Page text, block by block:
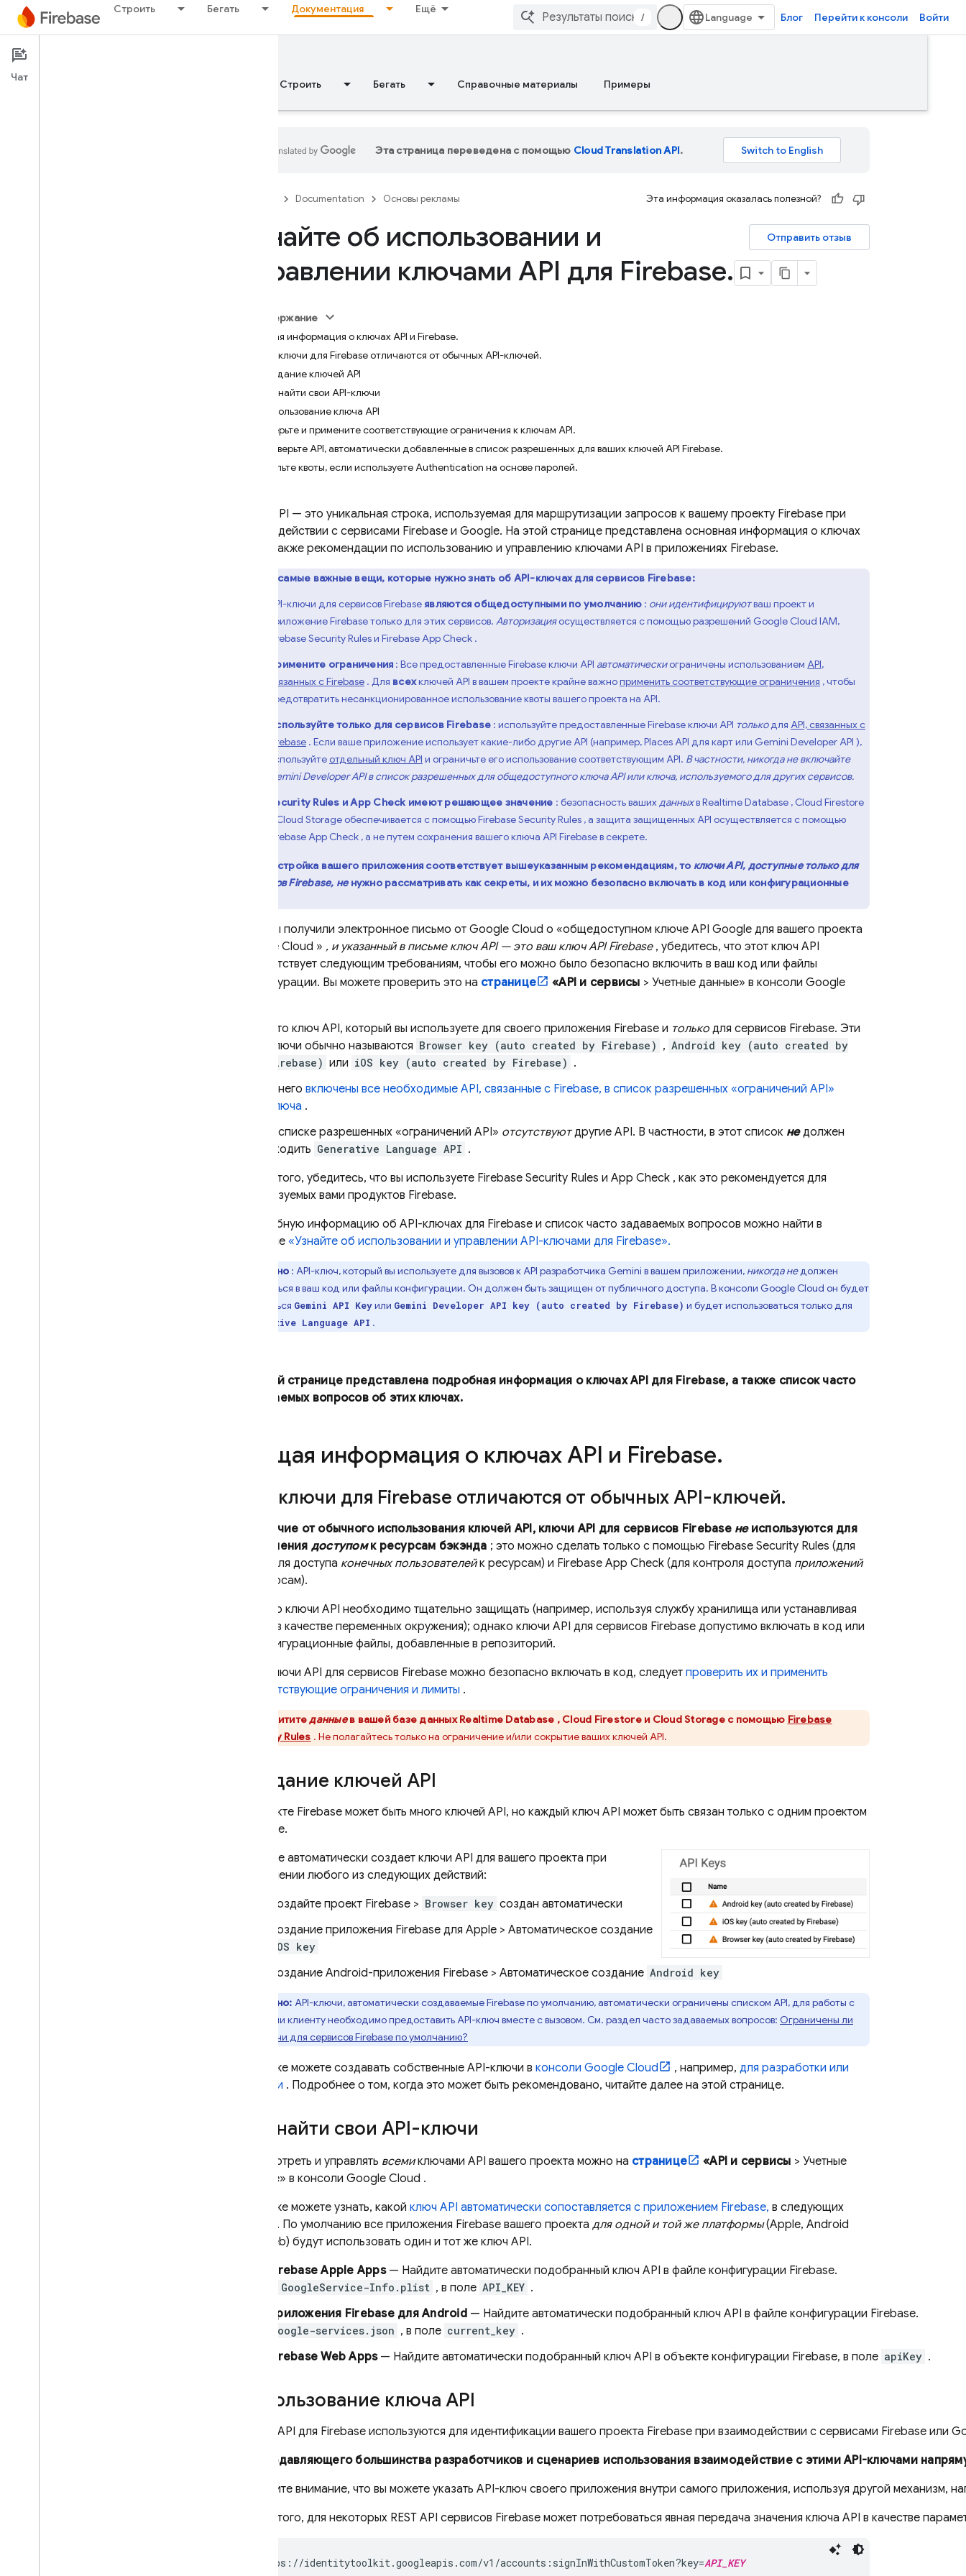
Строить Бегать Документация Ещё
/ Блог Перейти к консоли Войти
Documentation
Обзор Строить Бегать Справочные материалы Примеры
Эта страница переведена с помощью Cloud Translation API.
Documentation Основы рекламы Эта информация оказалась полезной?
Отправить отзыв
Узнайте об использовании и
управлении ключами API для Firebase.
Содержание
Общая информация о ключах API и Firebase.
API-ключи для Firebase отличаются от обычных API-ключей.
Создание ключей API
Как найти свои API-ключи
Использование ключа API
Проверьте и примените соответствующие ограничения к ключам API.
Проверьте API, автоматически добавленные в список разрешенных для ваших ключей API Firebase.
Усильте квоты, если используете Authentication на основе паролей.
Ключ API — это уникальная строка, используемая для маршрутизации запросов к вашему проекту Firebase при
взаимодействии с сервисами Firebase и Google. На этой странице представлена ​​основная информация о ключах
API, а также рекомендации по использованию и управлению ключами API в приложениях Firebase.
Вот самые важные вещи, которые нужно знать об API-ключах для сервисов Firebase:
API-ключи для сервисов Firebaseявляются общедоступными по умолчанию : они идентифицируютваш проект и
приложение Firebase только для этих сервисов. Авторизацияосуществляется с помощью разрешений Google Cloud IAM,
Firebase Security Rulesи Firebase App Check .
Примените ограничения : Все предоставленные Firebase ключи API автоматическиограничены использованиемAPI,
связанных с Firebase . Для всехключей API в вашем проекте крайне важноприменить соответствующие ограничения , чтобы
предотвратить несанкционированное использование квоты вашего проекта на API.
Используйте только для сервисов Firebase : используйте предоставленные Firebase ключи API толькодля API, связанных с
Firebase . Если ваше приложение использует какие-либо другие API (например, Places API для карт или Gemini Developer API ),
используйтеотдельный ключ API и ограничьте его использование соответствующим API. В частности, никогда не включайте
Gemini Developer APIв список разрешенных для общедоступного ключа API или ключа, используемого для других сервисов.
Security Rules иApp Check имеют решающее значение : безопасность вашихданныхвRealtime Database, Cloud Firestore
Cloud Storageобеспечивается с помощьюFirebase Security Rules , а защита защищенных API осуществляется с помощью
Firebase App Check , а не путем сохранения вашего ключа API Firebase в секрете.
Если настройка вашего приложения соответствует вышеуказанным рекомендациям, то ключи API, доступные только для
сервисов Firebase, ненужно рассматривать как секреты, и их можно безопасно включать в код или конфигурационные
Если вы получили электронное письмо от Google Cloud о «общедоступном ключе API Google для вашего проекта
Google Cloud » , и указанный в письме ключ API — это ваш ключ API Firebase, убедитесь, что этот ключ API
соответствует следующим требованиям, чтобы его можно было безопасно включить в ваш код или файлы
конфигурации. Вы можете проверить это на странице «API и сервисы > Учетные данные» в консоли Google
Это ключ API, который вы используете для своего приложения Firebase и только для сервисов Firebase. Эти
ключи обычно называются Browser key (auto created by Firebase) , Android key (auto created by
Firebase) или iOS key (auto created by Firebase) .
В него включены все необходимые API, связанные с Firebase, в список разрешенных «ограничений API»
ключа .
В списке разрешенных «ограничений API» отсутствуютдругие API. В частности, в этот список недолжен
входить Generative Language API .
Кроме того, убедитесь, что вы используете Firebase Security Rules и App Check , как это рекомендуется для
используемых вами продуктов Firebase.
Подробную информацию об API-ключах для Firebase и список часто задаваемых вопросов можно найти в
разделе «Узнайте об использовании и управлении API-ключами для Firebase».
Важно : API-ключ, который вы используете для вызовов кAPI разработчика Gemini в вашем приложении, никогда недолжен
включаться в ваш код или файлы конфигурации. Он должен быть защищен от публичного доступа. В консоли Google Cloud он будет
называться Gemini API Keyили Gemini Developer API key (auto created by Firebase) и будет использоваться только для
Generative Language API .
На этой странице представлена ​​подробная информация о ключах API для Firebase, а также список часто
задаваемых вопросов об этих ключах.
Общая информация о ключах API и Firebase.
API-ключи для Firebase отличаются от обычных API-ключей.
В отличие от обычного использования ключей API, ключи API для сервисов Firebase неиспользуются для
управления доступомк ресурсам бэкэнда ; это можно сделать только с помощью Firebase Security Rules (для
контроля доступа конечных пользователейк ресурсам) и Firebase App Check (для контроля доступа приложений
к ресурсам).
Обычно ключи API необходимо тщательно защищать (например, используя службу хранилища или устанавливая
ключи в качестве переменных окружения); однако ключи API для сервисов Firebase допустимо включать в код или
в конфигурационные файлы, добавленные в репозиторий.
Хотя ключи API для сервисов Firebase можно безопасно включать в код, следует проверить их и применить
соответствующие ограничения и лимиты .
Защититеданныев вашей базе данныхRealtime Database , Cloud Firestoreи Cloud Storageс помощью Firebase
Security Rules . Не полагайтесь только на ограничение и/или сокрытие ваших ключей API.
Создание ключей API
В проекте Firebase может быть много ключей API, но каждый ключ API может быть связан только с одним проектом
Firebase.
Firebase автоматически создает ключи API для вашего проекта при
выполнении любого из следующих действий:
Создайте проект Firebase > Browser key создан автоматически
Создание приложения Firebase для Apple > Автоматическое создание
iOS key
Создание Android-приложения Firebase > Автоматическое создание Android key
Важно: API-ключи, автоматически создаваемые Firebase по умолчанию, автоматически ограничены списком API, для работы с
которыми клиенту необходимо предоставить API-ключ вместе с вызовом. См. раздел часто задаваемых вопросов: Ограничены ли
API-ключи для сервисов Firebase по умолчанию?
Вы также можете создавать собственные API-ключи в консоли Google Cloud , например, для разработки или
отладки . Подробнее о том, когда это может быть рекомендовано, читайте далее на этой странице.
Как найти свои API-ключи
Просмотреть и управлять всемиключами API вашего проекта можно на странице «API и сервисы > Учетные
данные» в консоли Google Cloud .
Вы также можете узнать, какой ключ API автоматически сопоставляется с приложением Firebase, в следующих
местах. По умолчанию все приложения Firebase вашего проекта для одной и той же платформы(Apple, Android
или Web) будут использовать один и тот же ключ API.
Firebase Apple Apps— Найдите автоматически подобранный ключ API в файле конфигурации Firebase.
GoogleService-Info.plist , в поле API_KEY .
Приложения Firebase для Android— Найдите автоматически подобранный ключ API в файле конфигурации Firebase.
google-services.json , в поле current_key .
Firebase Web Apps— Найдите автоматически подобранный ключ API в объекте конфигурации Firebase, в поле apiKey .
Использование ключа API
Ключи API для Firebase используются для идентификации вашего проекта Firebase при взаимодействии с сервисами Firebase
Для подавляющего большинства разработчиков и сценариев использования взаимодействие с этими API-ключами
Обратите внимание, что вы можете указать API-ключ своего приложения внутри самого приложения, используя другой механизм,
Кроме того, для некоторых REST API сервисов Firebase может потребоваться явная передача значения ключа API в качестве
https://identitytoolkit.googleapis.com/v1/accounts:signInWithCustomToken?key=API_KEY
Чат